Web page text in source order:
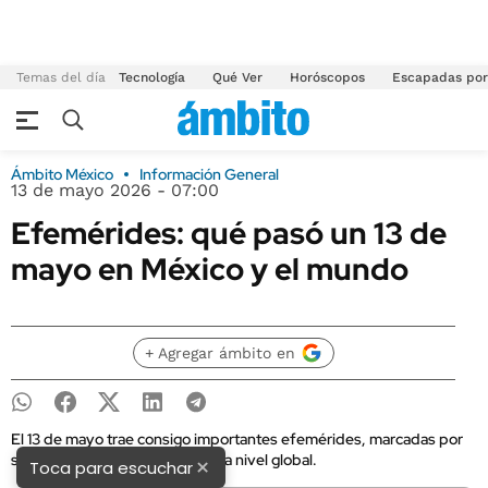
Temas del día Tecnología Qué Ver Horóscopos Escapadas
Ámbito México Información General
13 de mayo 2026 - 07:00
Efemérides: qué pasó un 13 de
mayo en México y el mundo
+ Agregar ámbito en
El 13 de mayo trae consigo importantes efemérides, marcadas por
sucesos históricos en México y a nivel global.
Toca para escuchar×